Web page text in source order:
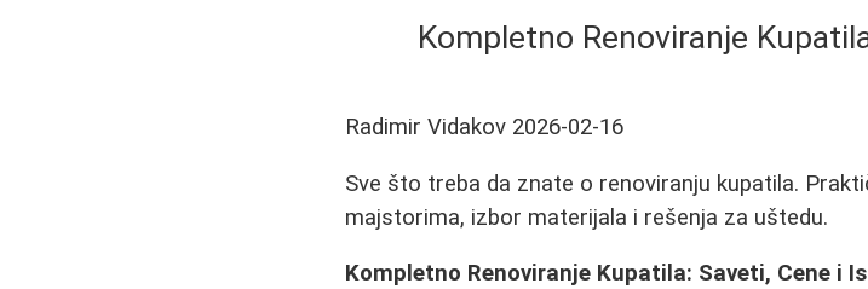
Kompletno Renoviranje
Radimir Vidakov 2026-02-16
Sve što treba da znate o renoviranju kupatila.
majstorima, izbor materijala i rešenja za uštedu.
Kompletno Renoviranje Kupatila: Saveti, Cene i